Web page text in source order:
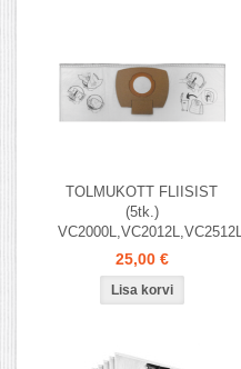
TOLMUKOTT FLIISIST
(5tk.)
25,00 €